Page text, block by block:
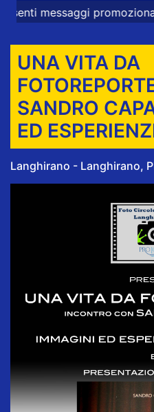
promozionali e
UNA VITA DA
SANDRO
ED
Langhirano - Langhirano,